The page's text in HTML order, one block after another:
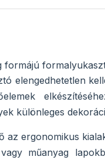
formájú
elengedhetetlen
különleges
az ergonomikus
műanyag